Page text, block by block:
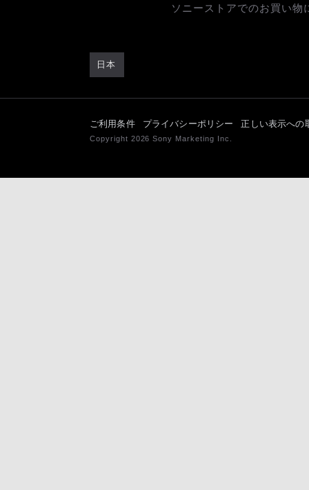
ソニーストアでのお買い物
日本
ご利用条件 プライバシーポリシー 正しい表示への
Copyright 2026 Sony Marketing Inc.